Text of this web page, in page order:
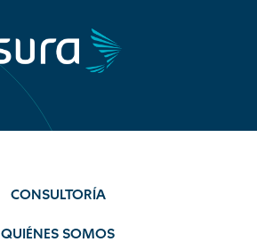
CONSULTORÍA
QUIÉNES SOMOS